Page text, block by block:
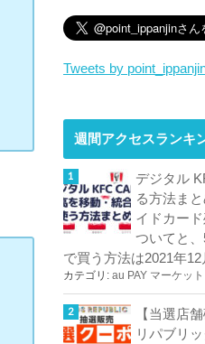
Tweets by
週間アクセスランキ
デジタル
る方法ま
イドカー
ついてと
で買う方法は2021年12
カテゴリ: au PAY マーケット
【当選店
リパブリ